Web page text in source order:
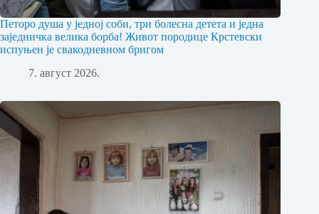
Петоро душа у једној соби, три болесна детета и једна
заједничка велика борба! Живот породице Крстевски
испуњен је свакодневном бригом
7. август 2026.